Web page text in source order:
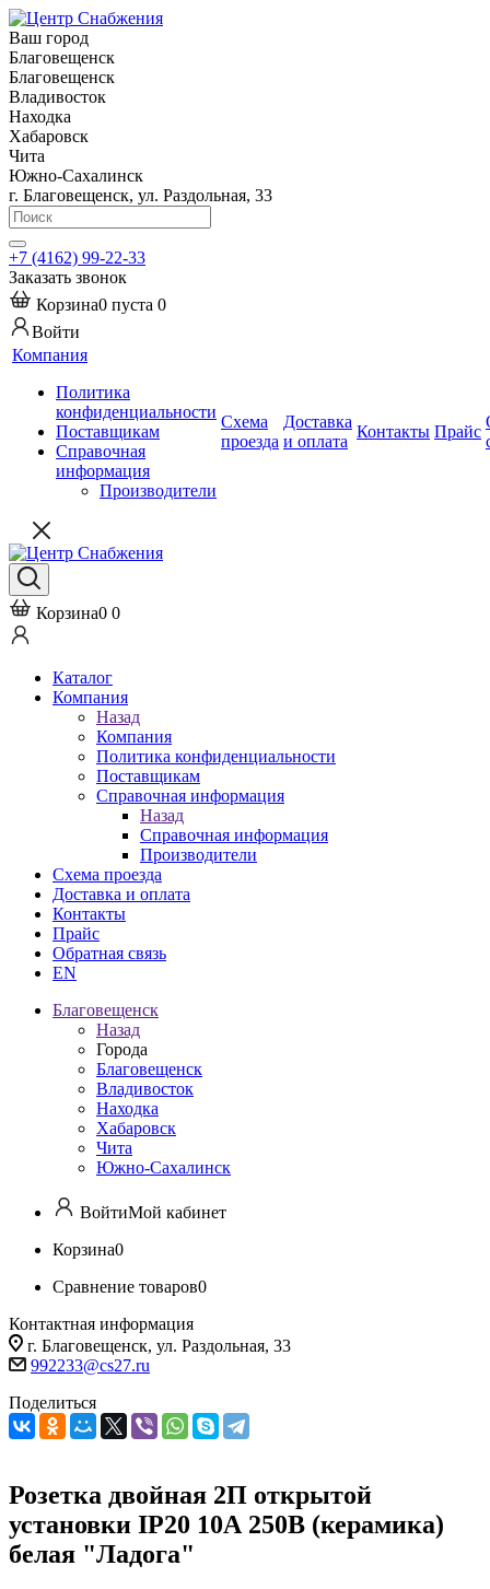
Ваш город
Благовещенск
Благовещенск
Владивосток
Находка
Хабаровск
Чита
Южно-Сахалинск
г. Благовещенск, ул. Раздольная, 33
+7 (4162) 99-22-33
Заказать звонок
Корзина0 пуста 0
Войти
Компания
Политика
конфиденциальности
Поставщикам
Справочная
информация
Производители
Схема
проезда
Доставка
и оплата
Контакты Прайс
Корзина0 0
Каталог
Компания
Назад
Компания
Политика конфиденциальности
Поставщикам
Справочная информация
Назад
Справочная информация
Производители
Схема проезда
Доставка и оплата
Контакты
Прайс
Обратная связь
EN
Благовещенск
Назад
Города
Благовещенск
Владивосток
Находка
Хабаровск
Чита
Южно-Сахалинск
ВойтиМой кабинет
Корзина0
Сравнение товаров0
Контактная информация
г. Благовещенск, ул. Раздольная, 33
992233@cs27.ru
Поделиться
Розетка двойная 2П открытой
установки IP20 10А 250В (керамика)
белая "Ладога"